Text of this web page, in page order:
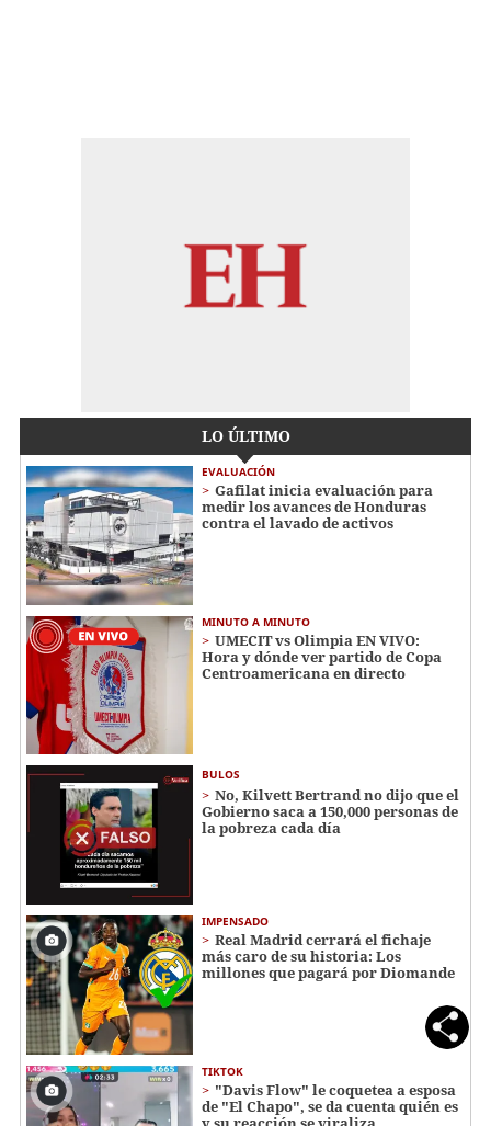
LO ÚLTIMO
EVALUACIÓN
Gafilat inicia evaluación para
medir los avances de Honduras
contra el lavado de activos
MINUTO A MINUTO
UMECIT vs Olimpia EN VIVO:
Hora y dónde ver partido de Copa
Centroamericana en directo
BULOS
No, Kilvett Bertrand no dijo que el
Gobierno saca a 150,000 personas de
la pobreza cada día
IMPENSADO
Real Madrid cerrará el fichaje
más caro de su historia: Los
millones que pagará por Diomande
TIKTOK
"Davis Flow" le coquetea a esposa
de "El Chapo", se da cuenta quién es